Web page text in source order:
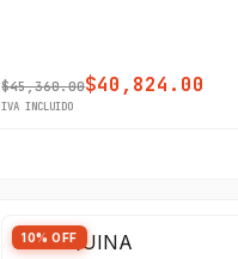
$45,360.00$40,824.00
IVA INCLUIDO
10% OFF